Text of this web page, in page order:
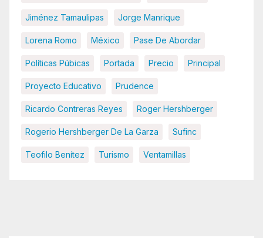
Jiménez Tamaulipas Jorge Manrique
Lorena Romo México Pase De Abordar
Políticas Púbicas Portada Precio Principal
Proyecto Educativo Prudence
Ricardo Contreras Reyes Roger Hershberger
Rogerio Hershberger De La Garza Sufinc
Teofilo Benítez Turismo Ventamillas